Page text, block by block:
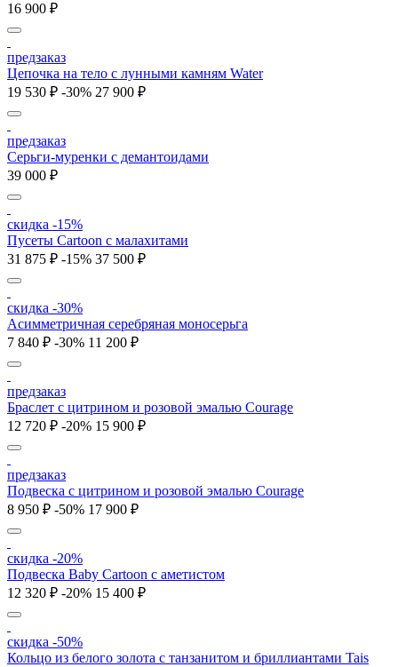
16 900 ₽
предзаказ
Цепочка на тело с лунными камням Water
19 530 ₽ -30% 27 900 ₽
предзаказ
Серьги-муренки с демантоидами
39 000 ₽
скидка -15%
Пусеты Cartoon с малахитами
31 875 ₽ -15% 37 500 ₽
скидка -30%
Асимметричная серебряная моносерьга
7 840 ₽ -30% 11 200 ₽
предзаказ
Браслет с цитрином и розовой эмалью Courage
12 720 ₽ -20% 15 900 ₽
предзаказ
Подвеска с цитрином и розовой эмалью Courage
8 950 ₽ -50% 17 900 ₽
скидка -20%
Подвеска Baby Cartoon с аметистом
12 320 ₽ -20% 15 400 ₽
скидка -50%
Кольцо из белого золота с танзанитом и бриллиантами Tais